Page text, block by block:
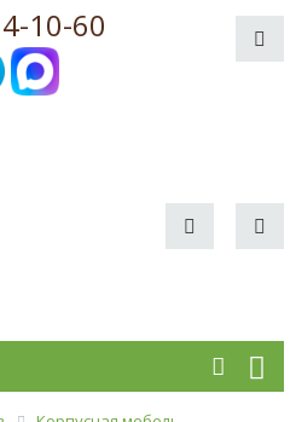
10-60